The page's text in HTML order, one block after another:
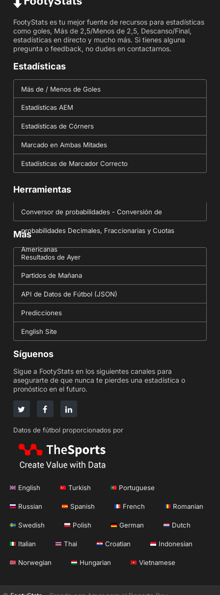
FootyStats es tu mejor fuente de recursos para estadísticas
como goles, Más de 2,5/Menos de 2,5, Descanso/Final,
estadísticas en directo y mucho más. Si tienes alguna
pregunta o feedback, no dudes en contactarnos.
Estadísticas
Más de / Menos de Goles
Estadísticas AEM
Estadísticas de Córners
Marcado en Ambas Mitades
Estadísticas de Marcador Correcto
Herramientas
Conversor de probabilidades - Conversión de
probabilidades Decimales, Fraccionarias y Cuotas
Americanas
Más
Resultados de Ayer
Partidos de Mañana
API de Datos de Fútbol (JSON)
Predicciones
English Site
Síguenos
Sigue a FootyStats en los siguientes canales para
asegurarte de que nunca te pierdes una estadística o
pronóstico en el futuro.
Datos de fútbol proporcionados por
English Turkish Portuguese
Russian Spanish French Romanian
Swedish Polish German Dutch
Italian Thai Croatian Indonesian
Norwegian Hungarian Vietnamese